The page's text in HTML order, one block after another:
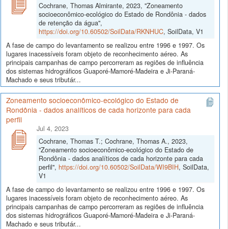
Cochrane, Thomas Almirante, 2023, "Zoneamento
socioeconômico-ecológico do Estado de Rondônia - dados
de retenção da água",
https://doi.org/10.60502/SoilData/RKNHUC, SoilData, V1
A fase de campo do levantamento se realizou entre 1996 e 1997. Os
lugares inacessíveis foram objeto de reconhecimento aéreo. As
principais campanhas de campo percorreram as regiões de influência
dos sistemas hidrográficos Guaporé-Mamoré-Madeira e Ji-Paraná-
Machado e seus tributár...
Zoneamento socioeconômico-ecológico do Estado de
Rondônia - dados analíticos de cada horizonte para cada
perfil
Jul 4, 2023
Cochrane, Thomas T.; Cochrane, Thomas A., 2023,
"Zoneamento socioeconômico-ecológico do Estado de
Rondônia - dados analíticos de cada horizonte para cada
perfil", https://doi.org/10.60502/SoilData/WI9BIH, SoilData,
V1
A fase de campo do levantamento se realizou entre 1996 e 1997. Os
lugares inacessíveis foram objeto de reconhecimento aéreo. As
principais campanhas de campo percorreram as regiões de influência
dos sistemas hidrográficos Guaporé-Mamoré-Madeira e Ji-Paraná-
Machado e seus tributár...